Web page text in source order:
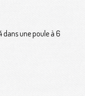
dans une poule à 6